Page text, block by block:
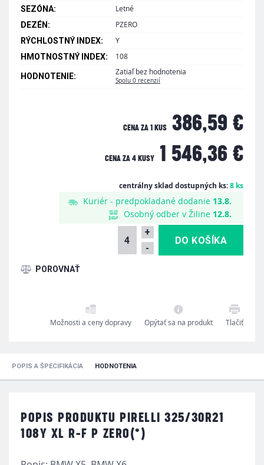
SEZÓNA: Letné
DEZÉN: PZERO
RÝCHLOSTNÝ INDEX: Y
HMOTNOSTNÝ INDEX: 108
HODNOTENIE: Zatiaľ bez hodnotenia
Spolu 0 recenzií
CENA ZA 1 KUS 386,59 €
CENA ZA 4 KUSY 1 546,36 €
centrálny sklad dostupných ks:8 ks
Kuriér - predpokladané dodanie 13.8.
Osobný odber v Žiline 12.8.
+
-
Možnosti a ceny dopravy Opýtať sa na produkt Tlačiť
POPIS A ŠPECIFIKÁCIA HODNOTENIA
POPIS PRODUKTU PIRELLI 325/30R21
108Y XL R-F P ZERO(*)